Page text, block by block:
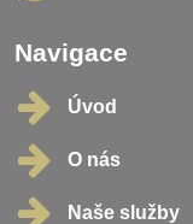
Navigace
Úvod
O nás
Naše služby